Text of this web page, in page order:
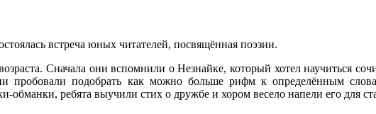
встреча юных читателей, посвящённая поэзии.
Сначала они вспомнили о Незнайке, который хотел научиться
пробовали подобрать как можно больше рифм к определённым
ребята выучили стих о дружбе и хором весело напели его для